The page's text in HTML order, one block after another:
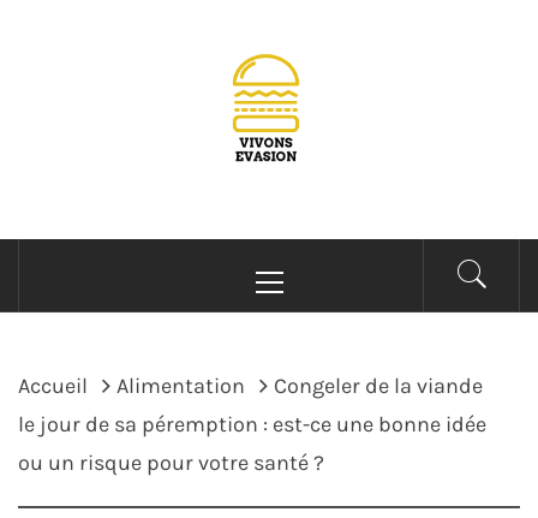
VIVONS EVASIONS
Blog Cuisine
principal
Accueil Alimentation
Congeler de la viande
le jour de sa péremption : est-ce une bonne idée
ou un risque pour votre santé ?